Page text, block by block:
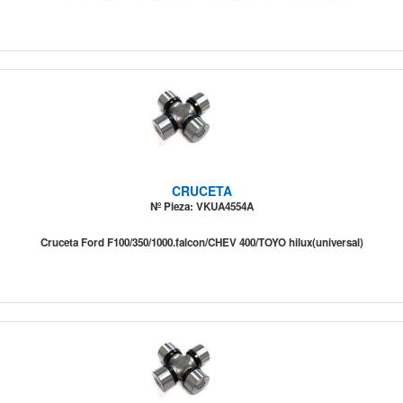
CRUCETA
Nº Pieza: VKUA4554A
Cruceta Ford F100/350/1000.falcon/CHEV 400/TOYO hilux(universal)